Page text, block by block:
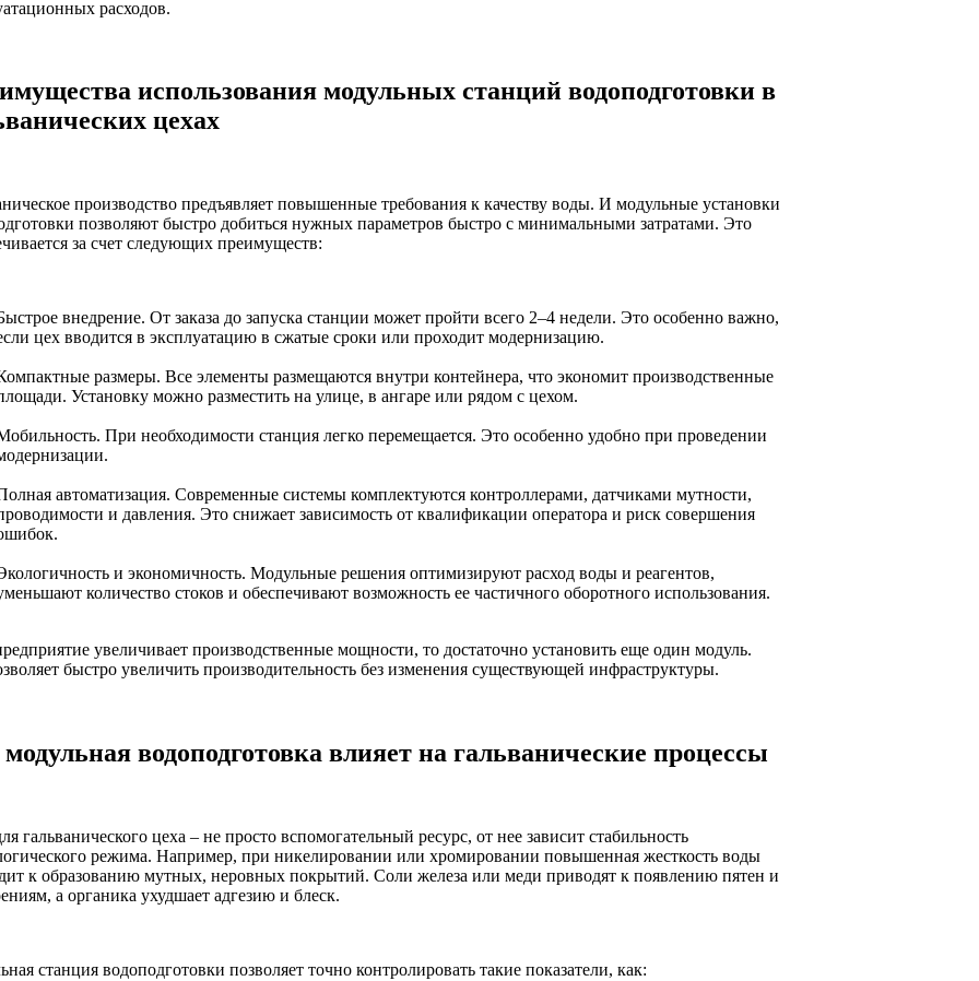
расходов.
использования модульных станций водоподготовки в
цехах
производство предъявляет повышенные требования к качеству воды. И модульные установки
позволяют быстро добиться нужных параметров быстро с минимальными затратами. Это
за счет следующих преимуществ:
внедрение. От заказа до запуска станции может пройти всего 2–4 недели. Это особенно важно,
цех вводится в эксплуатацию в сжатые сроки или проходит модернизацию.
размеры. Все элементы размещаются внутри контейнера, что экономит производственные
Установку можно разместить на улице, в ангаре или рядом с цехом.
При необходимости станция легко перемещается. Это особенно удобно при проведении
автоматизация. Современные системы комплектуются контроллерами, датчиками мутности,
и давления. Это снижает зависимость от квалификации оператора и риск совершения
и экономичность. Модульные решения оптимизируют расход воды и реагентов,
количество стоков и обеспечивают возможность ее частичного оборотного использования.
увеличивает производственные мощности, то достаточно установить еще один модуль.
быстро увеличить производительность без изменения существующей инфраструктуры.
водоподготовка влияет на гальванические процессы
гальванического цеха – не просто вспомогательный ресурс, от нее зависит стабильность
режима. Например, при никелировании или хромировании повышенная жесткость воды
к образованию мутных, неровных покрытий. Соли железа или меди приводят к появлению пятен и
а органика ухудшает адгезию и блеск.
станция водоподготовки позволяет точно контролировать такие показатели, как: